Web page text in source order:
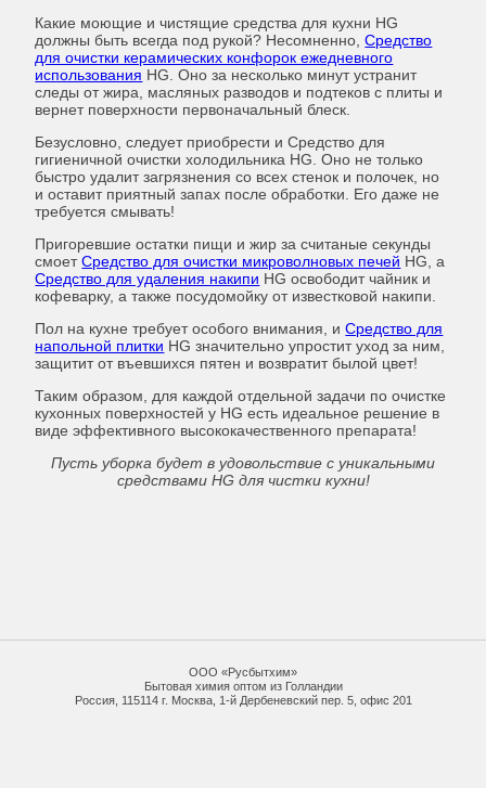
Какие моющие и чистящие средства для кухни HG
должны быть всегда под рукой? Несомненно,Средство
для очистки керамических конфорок ежедневного
использования HG. Оно за несколько минут устранит
следы от жира, масляных разводов и подтеков с плиты и
вернет поверхности первоначальный блеск.
Безусловно, следует приобрести и Средство для
гигиеничной очистки холодильника HG. Оно не только
быстро удалит загрязнения со всех стенок и полочек, но
и оставит приятный запах после обработки. Его даже не
требуется смывать!
Пригоревшие остатки пищи и жир за считаные секунды
смоетСредство для очистки микроволновых печей HG, а
Средство для удаления накипи HGосвободит чайник и
кофеварку, а также посудомойку от известковой накипи.
Пол на кухне требует особого внимания, иСредство для
напольной плитки HG значительно упростит уход за ним,
защитит от въевшихся пятен и возвратит былой цвет!
Таким образом, для каждой отдельной задачи по очистке
кухонных поверхностей у HG есть идеальное решение в
виде эффективного высококачественного препарата!
Пусть уборка будет в удовольствие с уникальными
средствами HG для чистки кухни!
ООО «Русбытхим»
Бытовая химия оптом из Голландии
Россия, 115114 г. Москва, 1-й Дербеневский пер. 5, офис 201